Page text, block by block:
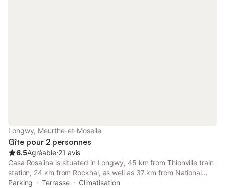
Longwy, Meurthe-et-Moselle
Gîte pour 2 personnes
6.5Agréable⋅21 avis
Casa Rosalina is situated in Longwy, 45 km from Thionville train
station, 24 km from Rockhal, as well as 37 km from National
Theatre Luxembourg. Featuring a shared kitchen, this property
Parking Terrasse
Climatisation